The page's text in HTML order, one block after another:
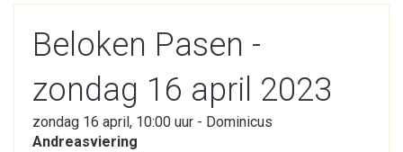
Beloken Pasen -
zondag 16 april 2023
zondag 16 april, 10:00 uur - Dominicus
Andreasviering